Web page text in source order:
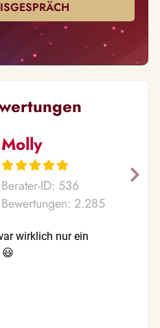
Molly
Berater-ID: 536
Bewertungen: 2.285
wirklich nur ein